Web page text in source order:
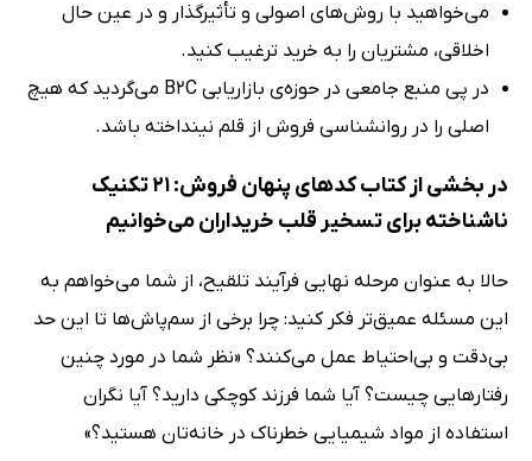
می‌خواهید با روش‌های اصولی و تأثیرگذار و در عین حال
اخلاقی، مشتریان را به خرید ترغیب کنید.
در پی منبع جامعی در حوزه‌ی بازاریابی B2C می‌گردید که هیچ
اصلی را در روانشناسی فروش از قلم نینداخته باشد.
در بخشی از کتاب کدهای پنهان فروش: 21 تکنیک
ناشناخته برای تسخیر قلب خریداران می‌خوانیم
حالا به عنوان مرحله نهایی فرآیند تلقیح، از شما می‌خواهم به
این مسئله عمیق‌تر فکر کنید: چرا برخی از سم‌پاش‌ها تا این حد
بی‌دقت و بی‌احتیاط عمل می‌کنند؟ «نظر شما در مورد چنین
رفتارهایی چیست؟ آیا شما فرزند کوچکی دارید؟ آیا نگران
استفاده از مواد شیمیایی خطرناک در خانه‌تان هستید؟»